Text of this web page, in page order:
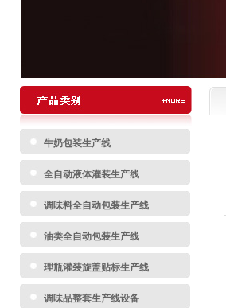
牛奶包装生产线
全自动液体灌装生产线
调味料全自动包装生产线
油类全自动包装生产线
理瓶灌装旋盖贴标生产线
调味品整套生产线设备